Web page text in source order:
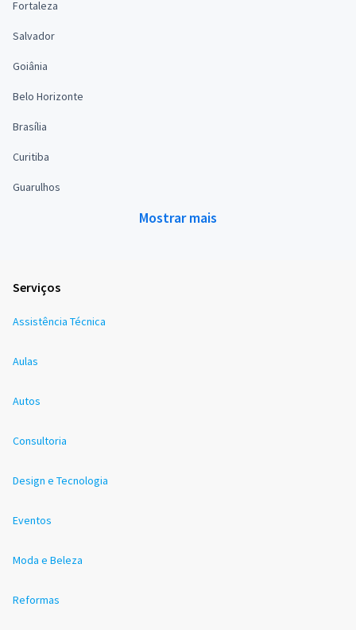
Fortaleza
Salvador
Goiânia
Belo Horizonte
Brasília
Curitiba
Guarulhos
Mostrar mais
Serviços
Assistência Técnica
Aulas
Autos
Consultoria
Design e Tecnologia
Eventos
Moda e Beleza
Reformas